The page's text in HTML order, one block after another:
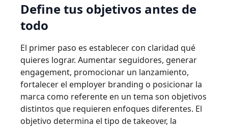
Define tus objetivos antes de
todo
El primer paso es establecer con claridad qué
quieres lograr. Aumentar seguidores, generar
engagement, promocionar un lanzamiento,
fortalecer el employer branding o posicionar la
marca como referente en un tema son objetivos
distintos que requieren enfoques diferentes. El
objetivo determina el tipo de takeover, la